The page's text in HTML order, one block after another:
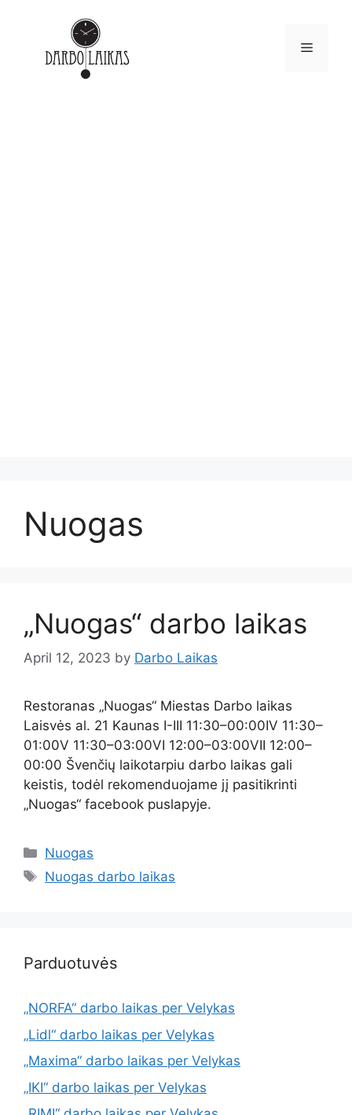
Nuogas
„Nuogas“ darbo laikas
April 12, 2023 by Darbo Laikas
Restoranas „Nuogas“ Miestas Darbo laikas
Laisvės al. 21 Kaunas I-III 11:30–00:00IV 11:30–
01:00V 11:30–03:00VI 12:00–03:00VII 12:00–
00:00 Švenčių laikotarpiu darbo laikas gali
keistis, todėl rekomenduojame jį pasitikrinti
„Nuogas“ facebook puslapyje.
Nuogas
Nuogas darbo laikas
Parduotuvės
„NORFA“ darbo laikas per Velykas
„Lidl“ darbo laikas per Velykas
„Maxima“ darbo laikas per Velykas
„IKI“ darbo laikas per Velykas